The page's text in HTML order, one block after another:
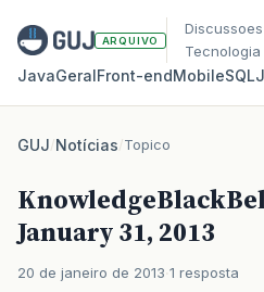
ARQUIVO
Tecnologia
JavaGeralFront‑endMobileSQL
GUJ/Notícias/Topico
January 31, 2013
20 de janeiro de 2013 1 resposta